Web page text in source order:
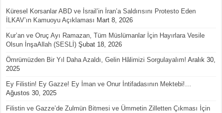
Küresel Korsanlar ABD ve İsrail’in İran’a Saldırısını Protesto Eden
İLKAV’ın Kamuoyu Açıklaması Mart 8, 2026
Kur’an ve Oruç Ayı Ramazan, Tüm Müslümanlar İçin Hayırlara Vesile
Olsun İnşaAllah (SESLİ) Şubat 18, 2026
Ömrümüzden Bir Yıl Daha Azaldı, Gelin Hâlimizi Sorgulayalım! Aralık 30,
2025
Ey Filistin! Ey Gazze! Ey İman ve Onur İntifadasının Mektebi!…
Ağustos 30, 2025
Filistin ve Gazze’de Zulmün Bitmesi ve Ümmetin Zilletten Çıkması İçin